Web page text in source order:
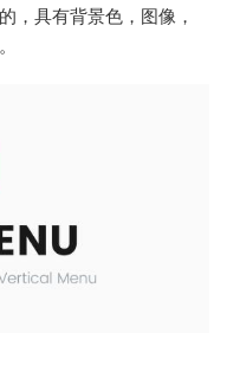
，具有背景色，图像，